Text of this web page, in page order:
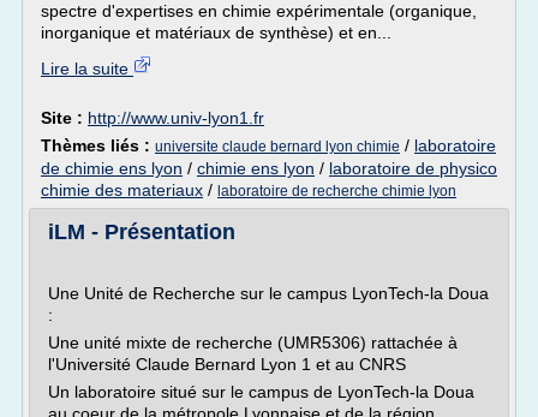
spectre d'expertises en chimie expérimentale (organique,
inorganique et matériaux de synthèse) et en...
Lire la suite
Site : http://www.univ-lyon1.fr
Thèmes liés : universite claude bernard lyon chimie / laboratoire
de chimie ens lyon / chimie ens lyon / laboratoire de physico
chimie des materiaux / laboratoire de recherche chimie lyon
iLM - Présentation
Une Unité de Recherche sur le campus LyonTech-la Doua
:
Une unité mixte de recherche (UMR5306) rattachée à
l'Université Claude Bernard Lyon 1 et au CNRS
Un laboratoire situé sur le campus de LyonTech-la Doua